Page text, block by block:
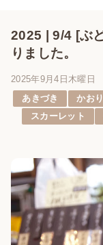
2025 | 9/4 [ぶ
りました。
2025年9月4日木曜日
あきづき
かおり
スカーレット